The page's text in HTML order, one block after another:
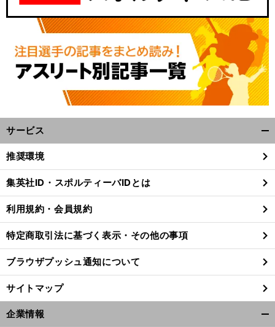
・
オ
。
前
サービス
閉
る
推奨環境
集英社ID・スポルティーバIDとは
利用規約・会員規約
特定商取引法に基づく表示・その他の事項
ブラウザプッシュ通知について
サイトマップ
企業情報